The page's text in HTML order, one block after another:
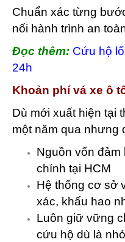
Chuẩn xác từng
nối hành trình an
Đọc thêm: Cứu hộ
24h
Khoản phí vá xe ô
Dù mới xuất hiện tại
một năm qua nhưng
Nguồn vốn
chính tại HCM
Hệ thống cơ sở
xác, khấu hao
Luôn giữ vững
cứu hộ dù là